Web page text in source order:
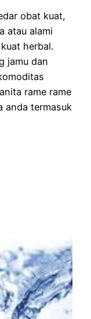
obat kuat,
atau alami
herbal.
jamu dan
rame rame
anda termasuk